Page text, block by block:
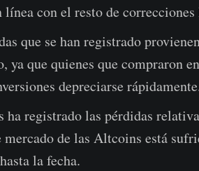
línea con el resto de
que se han registrado
ya que quienes que compraron
depreciarse
registrado las pérdidas
de las Altcoins está
la fecha.